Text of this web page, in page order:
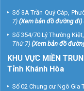
Số 3A Trần Quý Cáp,
7) (Xem bản đồ đường đi)
Số 354/70 Lý Thường
Thứ 7) (Xem bản đồ
KHU VỰC MIỀN
Tỉnh Khánh Hòa
Số 02 Chung cư Ngô Gia